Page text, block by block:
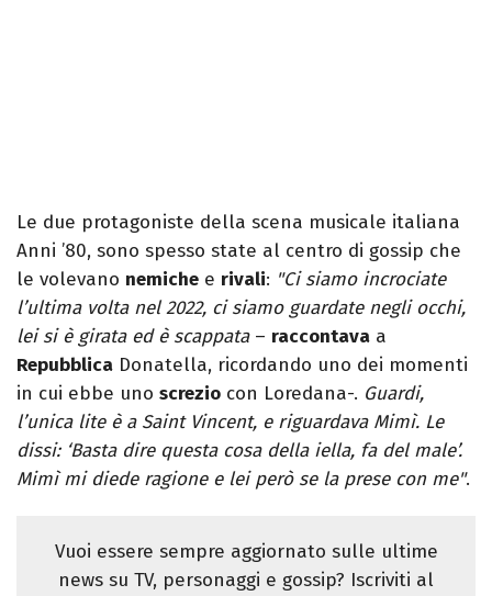
Le due protagoniste della scena musicale italiana
Anni ’80, sono spesso state al centro di gossip che
le volevano nemiche e rivali: "Ci siamo incrociate
l’ultima volta nel 2022, ci siamo guardate negli occhi,
lei si è girata ed è scappata– raccontava a
Repubblica Donatella, ricordando uno dei momenti
in cui ebbe uno screzio con Loredana-. Guardi,
l’unica lite è a Saint Vincent, e riguardava Mimì. Le
dissi: ‘Basta dire questa cosa della iella, fa del male’.
Mimì mi diede ragione e lei però se la prese con me".
Vuoi essere sempre aggiornato sulle ultime
news su TV, personaggi e gossip? Iscriviti al